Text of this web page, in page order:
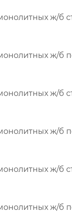
ж/б
ж/б
ж/б
ж/б
ж/б
ж/б